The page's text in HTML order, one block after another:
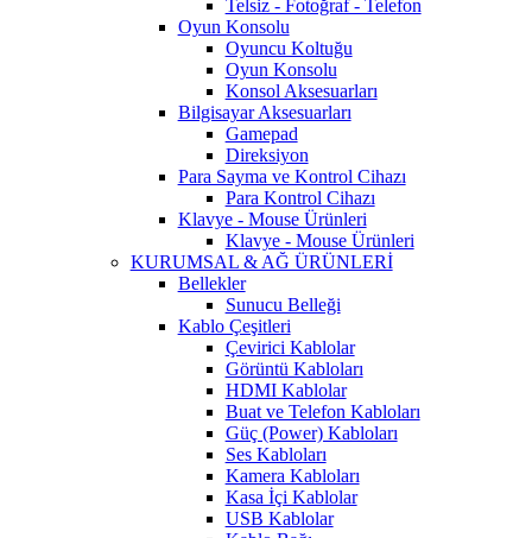
Telsiz - Fotoğraf - Telefon
Oyun Konsolu
Oyuncu Koltuğu
Oyun Konsolu
Konsol Aksesuarları
Bilgisayar Aksesuarları
Gamepad
Direksiyon
Para Sayma ve Kontrol Cihazı
Para Kontrol Cihazı
Klavye - Mouse Ürünleri
Klavye - Mouse Ürünleri
KURUMSAL & AĞ ÜRÜNLERİ
Bellekler
Sunucu Belleği
Kablo Çeşitleri
Çevirici Kablolar
Görüntü Kabloları
HDMI Kablolar
Buat ve Telefon Kabloları
Güç (Power) Kabloları
Ses Kabloları
Kamera Kabloları
Kasa İçi Kablolar
USB Kablolar